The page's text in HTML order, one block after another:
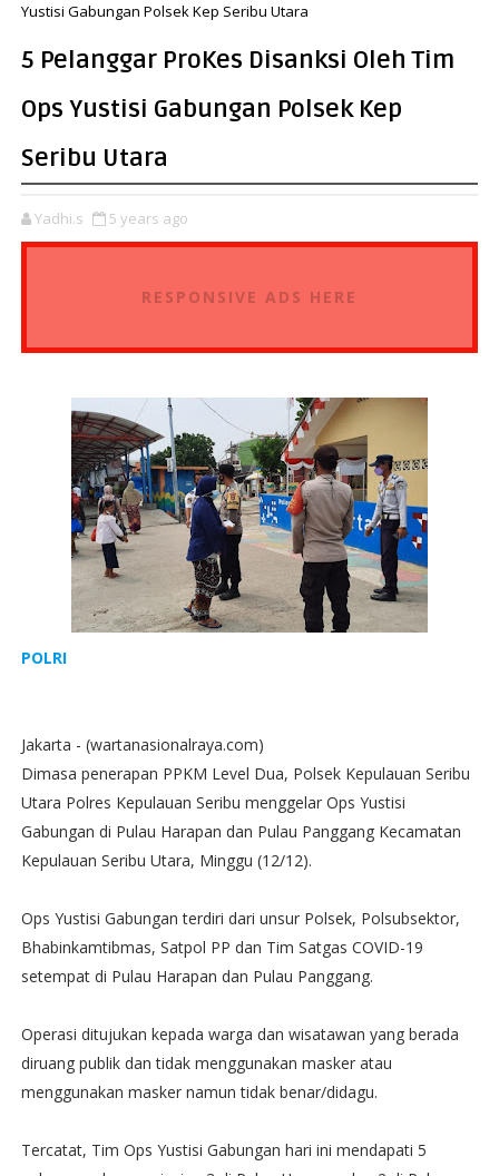
Yustisi Gabungan Polsek Kep Seribu Utara
5 Pelanggar ProKes Disanksi Oleh Tim
Ops Yustisi Gabungan Polsek Kep
Seribu Utara
Yadhi.s 5 years ago
RESPONSIVE ADS HERE
POLRI
Jakarta - (wartanasionalraya.com)
Dimasa penerapan PPKM Level Dua, Polsek Kepulauan Seribu
Utara Polres Kepulauan Seribu menggelar Ops Yustisi
Gabungan di Pulau Harapan dan Pulau Panggang Kecamatan
Kepulauan Seribu Utara, Minggu (12/12).
Ops Yustisi Gabungan terdiri dari unsur Polsek, Polsubsektor,
Bhabinkamtibmas, Satpol PP dan Tim Satgas COVID-19
setempat di Pulau Harapan dan Pulau Panggang.
Operasi ditujukan kepada warga dan wisatawan yang berada
diruang publik dan tidak menggunakan masker atau
menggunakan masker namun tidak benar/didagu.
Tercatat, Tim Ops Yustisi Gabungan hari ini mendapati 5